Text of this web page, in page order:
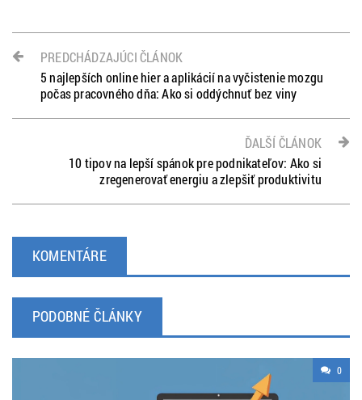
PREDCHÁDZAJÚCI ČLÁNOK
5 najlepších online hier a aplikácií na vyčistenie mozgu
počas pracovného dňa: Ako si oddýchnuť bez viny
ĎALŠÍ ČLÁNOK
10 tipov na lepší spánok pre podnikateľov: Ako si
zregenerovať energiu a zlepšiť produktivitu
KOMENTÁRE
PODOBNÉ ČLÁNKY
0